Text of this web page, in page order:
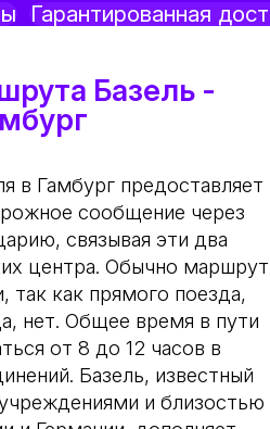
Гарантированная
Базель -
в Гамбург предоставляет
сообщение через
связывая эти два
центра. Обычно маршрут
так как прямого поезда,
нет. Общее время в пути
от 8 до 12 часов в
Базель, известный
и близостью